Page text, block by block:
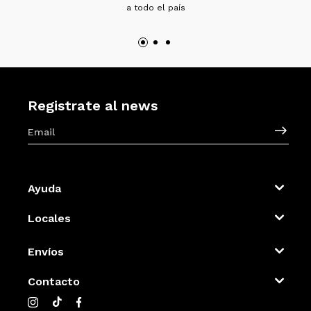
a todo el país
Registrate al news
Ayuda
Locales
Envíos
Contacto